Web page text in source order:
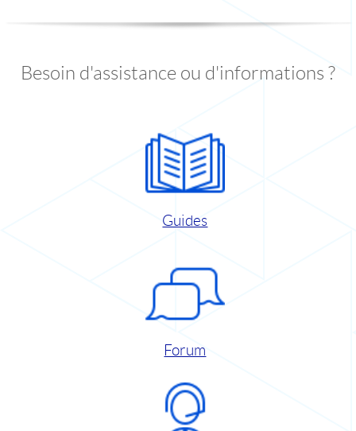
Besoin d'assistance ou d'informations ?
Guides
Forum